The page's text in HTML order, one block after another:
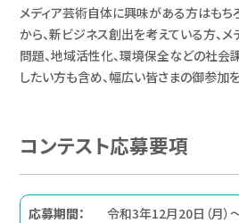
メディア芸術自体に興味がある方はもち
から、新ビジネス創出を考えている方、
問題、地域活性化、環境保全などの社会
したい方も含め、幅広い皆さまの御参加を
コンテスト応募要項
応募期間：
令和3年12月20日（月）